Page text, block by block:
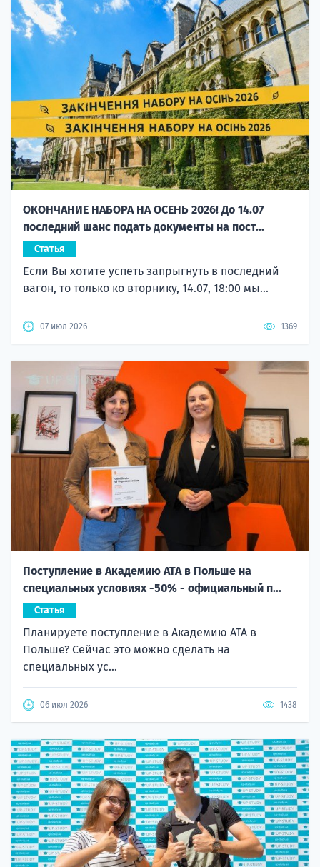
ОКОНЧАНИЕ НАБОРА НА ОСЕНЬ 2026! До 14.07
последний шанс подать документы на пост...
Статья
Если Вы хотите успеть запрыгнуть в последний
вагон, то только ко вторнику, 14.07, 18:00 мы...
07 июл 2026 1369
Поступление в Академию ATA в Польше на
специальных условиях -50% - официальный п...
Статья
Планируете поступление в Академию ATA в
Польше? Сейчас это можно сделать на
специальных ус...
06 июл 2026 1438